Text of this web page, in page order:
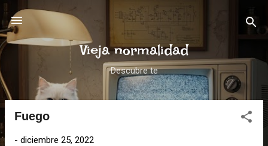
Ir al contenido principal
Vieja normalidad
Descubre te
Fuego
- diciembre 25, 2022